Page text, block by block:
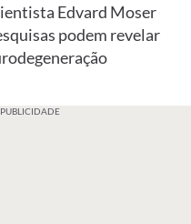
Edvard Moser
podem revelar